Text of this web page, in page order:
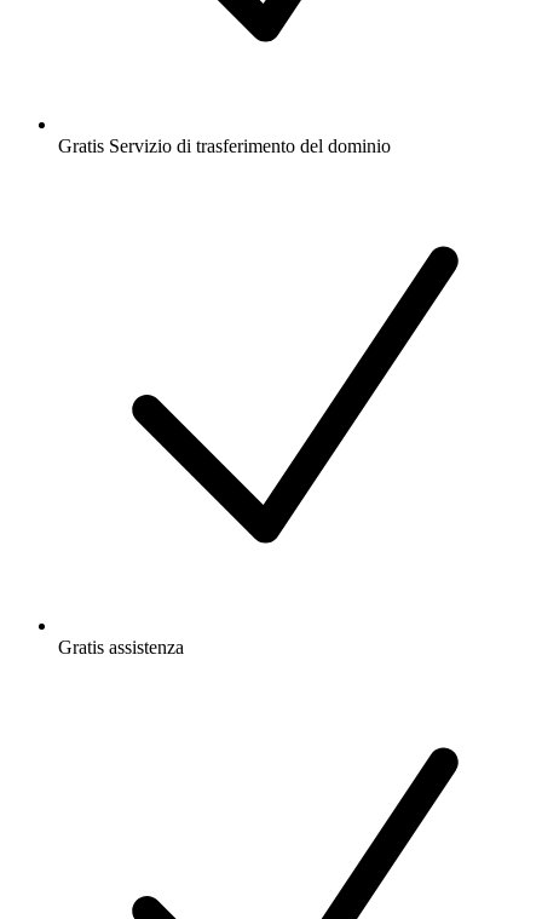
Gratis Servizio di trasferimento del dominio
Gratis assistenza